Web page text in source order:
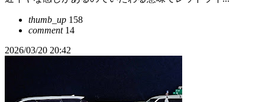
thumb_up 158
comment14
2026/03/20 20:42